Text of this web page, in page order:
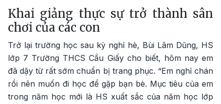
Khai giảng thực sự trở thành sân
chơi của các con
Trở lại trường học sau kỳ nghỉ hè, Bùi Lâm Dũng, HS
lớp 7 Trường THCS Cầu Giấy cho biết, hôm nay em
đã dậy từ rất sớm chuẩn bị trang phục. “Em nghỉ chán
rồi nên muốn đi học để gặp bạn bè. Mục tiêu của em
trong năm học mới là HS xuất sắc của năm học lớp